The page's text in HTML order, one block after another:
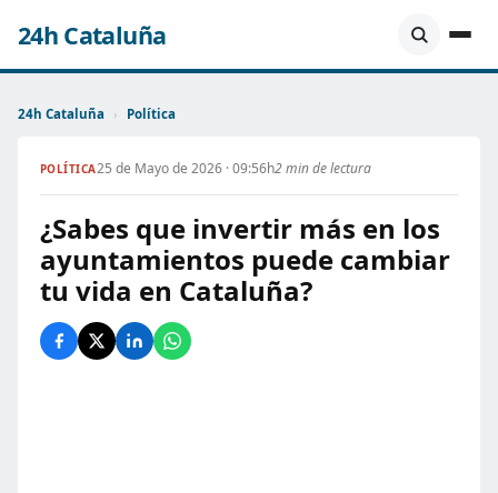
24h Cataluña
24h Cataluña › Política
POLÍTICA25 de Mayo de 2026 · 09:56h2 min de lectura
¿Sabes que invertir más en los
ayuntamientos puede cambiar
tu vida en Cataluña?